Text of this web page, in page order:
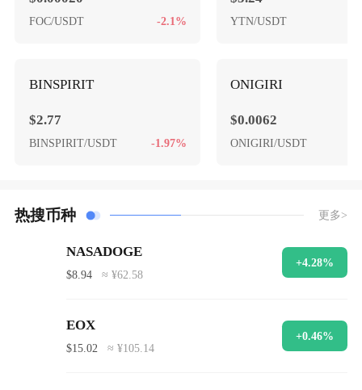
FOC/USDT -2.1%
BINSPIRIT
$2.77
BINSPIRIT/USDT -1.97%
YTN/USDT
ONIGIRI
$0.0062
ONIGIRI/USDT
热搜币种 更多>
NASADOGE
$8.94 ≈ ¥62.58
+4.28%
EOX
$15.02 ≈ ¥105.14
+0.46%